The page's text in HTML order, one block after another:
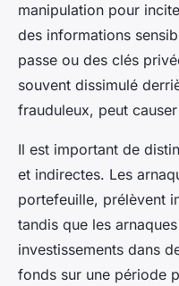
manipulation pour
des informations
passe ou des clés
souvent dissimulé
frauduleux, peut
Il est important de
et indirectes. Les
portefeuille, prélèvent
tandis que les
investissements dans
fonds sur une période